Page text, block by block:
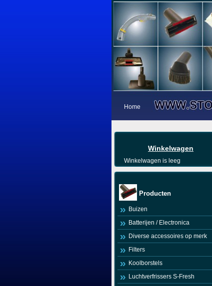
Home
Winkelwagen
Winkelwagen is leeg
Producten
Buizen
Batterijen / Electronica
Diverse accessoires op merk
Filters
Koolborstels
Luchtverfrissers S-Fresh